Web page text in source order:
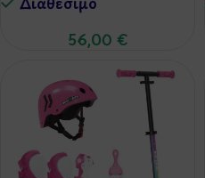
56,00 €